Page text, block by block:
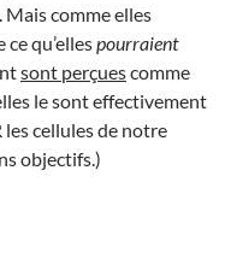
comme elles
qu’ellespourraient
sont perçuescomme
le sont effectivement
cellules de notre
objectifs.)